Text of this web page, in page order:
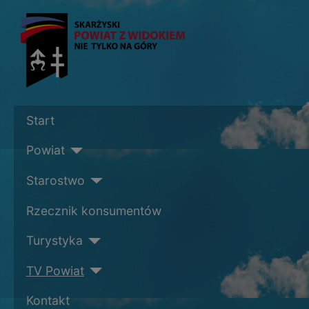
Start
Powiat
Starostwo
Rzecznik konsumentów
Turystyka
TV Powiat
Kontakt